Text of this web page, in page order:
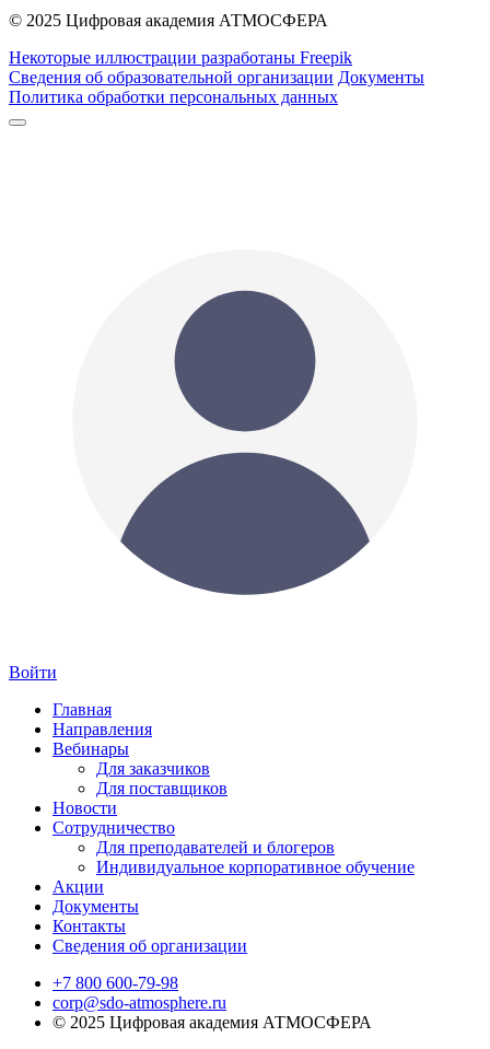
© 2025 Цифровая академия АТМОСФЕРА
Некоторые иллюстрации разработаны Freepik
Сведения об образовательной организации Документы
Политика обработки персональных данных
Войти
Главная
Направления
Вебинары
Для заказчиков
Для поставщиков
Новости
Сотрудничество
Для преподавателей и блогеров
Индивидуальное корпоративное обучение
Акции
Документы
Контакты
Сведения об организации
+7 800 600-79-98
corp@sdo-atmosphere.ru
© 2025 Цифровая академия АТМОСФЕРА